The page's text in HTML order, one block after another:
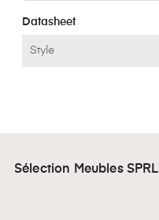
Datasheet
Style
Sélection Meubles SPRL